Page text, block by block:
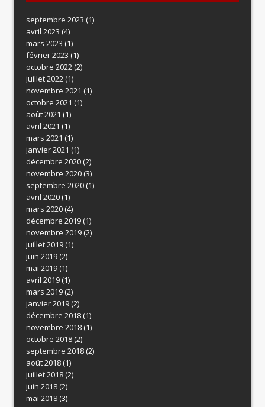
septembre 2023 (1)
avril 2023 (4)
mars 2023 (1)
février 2023 (1)
octobre 2022(2)
juillet 2022(1)
novembre 2021 (1)
octobre 2021 (1)
août 2021 (1)
avril 2021 (1)
mars 2021 (1)
janvier 2021 (1)
décembre 2020(2)
novembre 2020(3)
septembre 2020(1)
avril 2020(1)
mars 2020(4)
décembre 2019(1)
novembre 2019(2)
juillet 2019(1)
juin 2019(2)
mai 2019(1)
avril 2019(1)
mars 2019(2)
janvier 2019(2)
décembre 2018(1)
novembre 2018(1)
octobre 2018(2)
septembre 2018(2)
août 2018(1)
juillet 2018(2)
juin 2018(2)
mai 2018(3)